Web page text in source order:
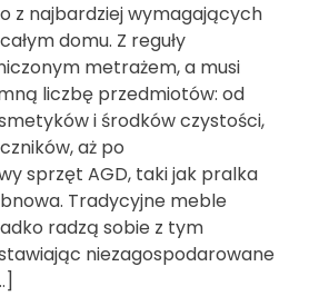
z najbardziej wymagających
domu. Z reguły
metrażem, a musi
liczbę przedmiotów: od
i środków czystości,
aż po
sprzęt AGD, taki jak pralka
Tradycyjne meble
radzą sobie z tym
niezagospodarowane